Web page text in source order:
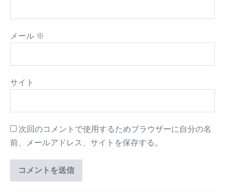
メール ※
サイト
次回のコメントで使用するためブラウザーに自分の名
前、メールアドレス、サイトを保存する。